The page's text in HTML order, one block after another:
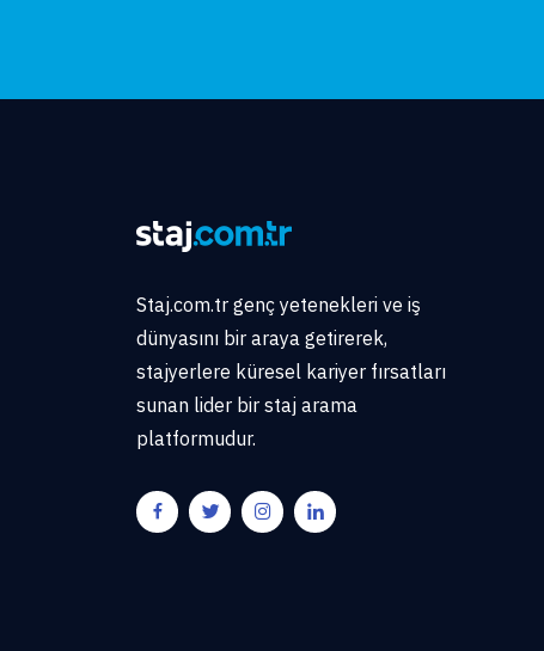
Staj.com.tr genç yetenekleri ve iş
dünyasını bir araya getirerek,
stajyerlere küresel kariyer fırsatları
sunan lider bir staj arama
platformudur.